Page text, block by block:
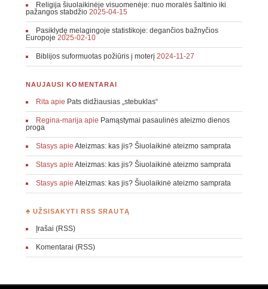
Religija šiuolaikinėje visuomenėje: nuo moralės šaltinio iki
pažangos stabdžio 2025-04-15
Pasiklydę melagingoje statistikoje: degančios bažnyčios
Europoje 2025-02-10
Biblijos suformuotas požiūris į moterį 2024-11-27
NAUJAUSI KOMENTARAI
Ritaapie Pats didžiausias „stebuklas“
Regina-marijaapie Pamąstymai pasaulinės ateizmo dienos
proga
Stasysapie Ateizmas: kas jis? Šiuolaikinė ateizmo samprata
Stasysapie Ateizmas: kas jis? Šiuolaikinė ateizmo samprata
Stasysapie Ateizmas: kas jis? Šiuolaikinė ateizmo samprata
♣ UŽSISAKYTI RSS SRAUTĄ
Įrašai (RSS)
Komentarai (RSS)